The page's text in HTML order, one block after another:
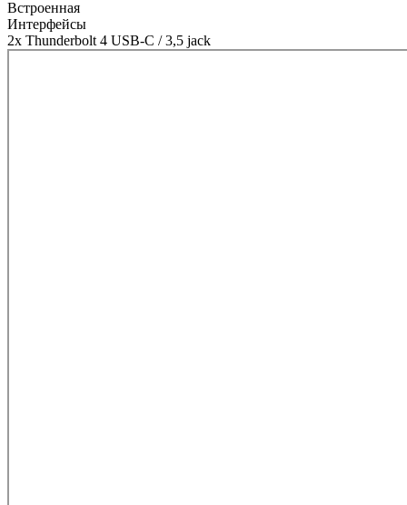
Встроенная
Интерфейсы
2x Thunderbolt 4 USB-C / 3,5 jack